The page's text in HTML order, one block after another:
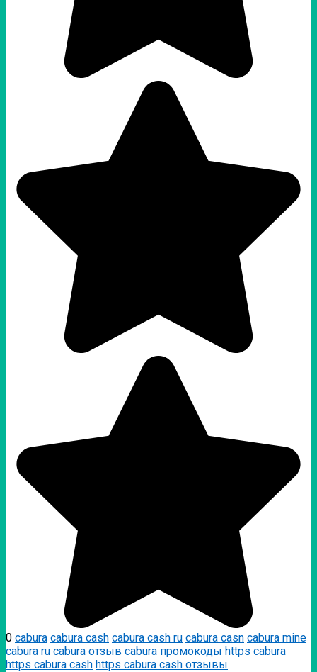
0 cabura cabura cash cabura cash ru cabura casn cabura mine
cabura ru cabura отзыв cabura промокоды https cabura
https cabura cash https cabura cash отзывы